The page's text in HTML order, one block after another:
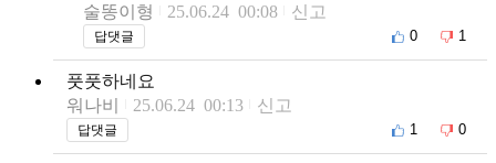
술똥이형
25.06.24 00:08 신고
답댓글 0 1
풋풋하네요
워나비
25.06.24 00:13 신고
답댓글 1 0